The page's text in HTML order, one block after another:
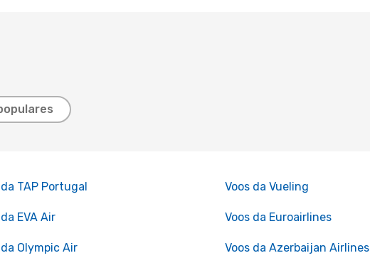
TAP Portugal Voos da Vueling
EVA Air Voos da Euroairlines
Olympic Air Voos da Azerbaijan Airlines